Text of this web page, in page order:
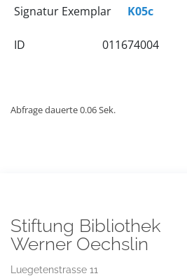
Signatur Exemplar
K05c
ID 011674004
Abfrage dauerte 0.06 Sek.
Stiftung Bibliothek
Werner Oechslin
Luegetenstrasse 11